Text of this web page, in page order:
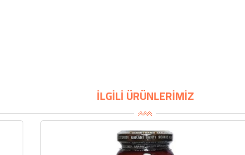
İLGİLİ ÜRÜNLERİMİZ